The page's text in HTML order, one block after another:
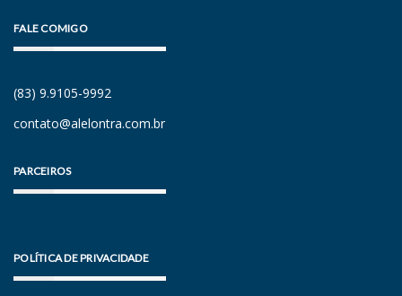
FALE COMIGO
(83) 9.9105-9992
contato@alelontra.com.br
PARCEIROS
POLÍTICA DE PRIVACIDADE